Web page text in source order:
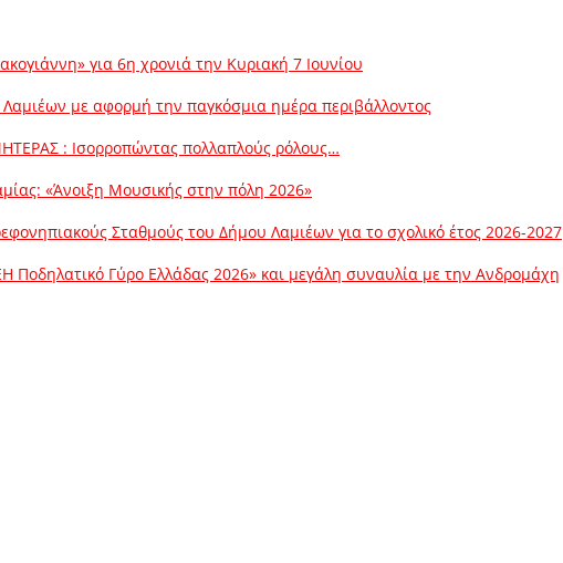
για 6η χρονιά την Κυριακή 7 Ιουνίου
με αφορμή την παγκόσμια ημέρα περιβάλλοντος
: Ισορροπώντας πολλαπλούς ρόλους…
«Άνοιξη Μουσικής στην πόλη 2026»
Σταθμούς του Δήμου Λαμιέων για το σχολικό έτος 2026-2027
Ποδηλατικό Γύρο Ελλάδας 2026» και μεγάλη συναυλία με την Ανδρομάχη